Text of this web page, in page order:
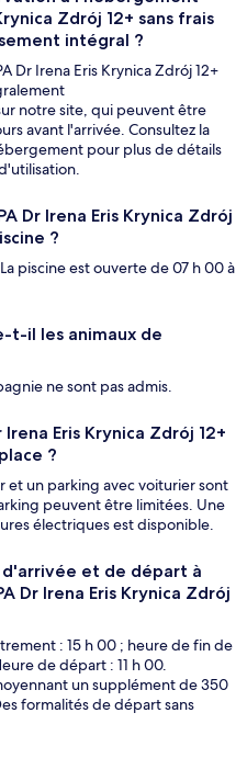
Zdrój 12+ sans frais
intégral ?
Dr Irena Eris Krynica Zdrój 12+
notre site, qui peuvent être
avant l'arrivée. Consultez la
pour plus de détails
Dr Irena Eris Krynica Zdrój
?
piscine est ouverte de 07 h 00 à
t-il les animaux de
ne sont pas admis.
Eris Krynica Zdrój 12+
?
et un parking avec voiturier sont
peuvent être limitées. Une
électriques est disponible.
d'arrivée et de départ à
Dr Irena Eris Krynica Zdrój
: 15 h 00 ; heure de fin de
de départ : 11 h 00.
un supplément de 350
formalités de départ sans